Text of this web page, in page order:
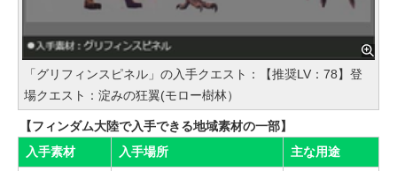
「グリフィンスピネル」の入手クエスト：【推奨LV：78】登
場クエスト：淀みの狂翼(モロー樹林）
【フィンダム大陸で入手できる地域素材の一部】
入手素材
入手場所 主な用途